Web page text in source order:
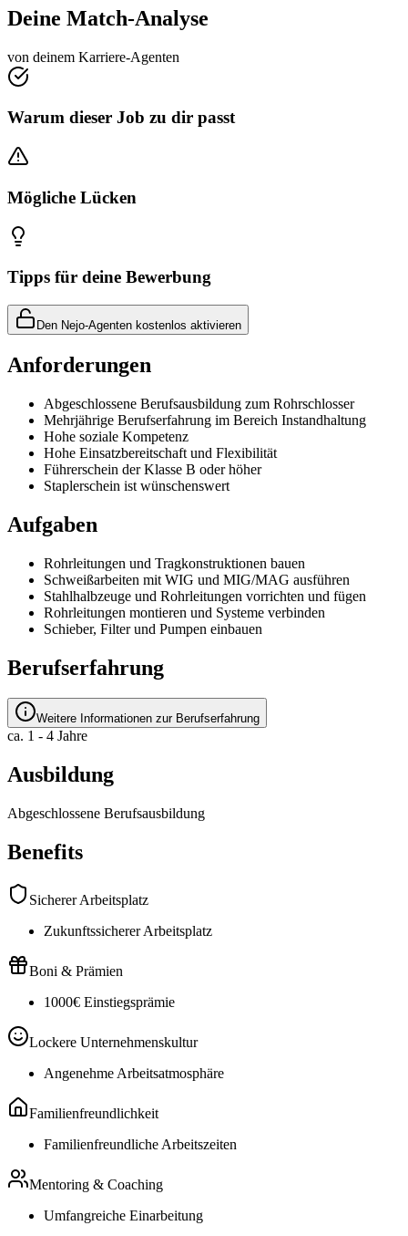
Deine Match-Analyse
von deinem Karriere-Agenten
Warum dieser Job zu dir passt
Mögliche Lücken
Tipps für deine Bewerbung
Den Nejo-Agenten kostenlos aktivieren
Anforderungen
Abgeschlossene Berufsausbildung zum Rohrschlosser
Mehrjährige Berufserfahrung im Bereich Instandhaltung
Hohe soziale Kompetenz
Hohe Einsatzbereitschaft und Flexibilität
Führerschein der Klasse B oder höher
Staplerschein ist wünschenswert
Aufgaben
Rohrleitungen und Tragkonstruktionen bauen
Schweißarbeiten mit WIG und MIG/MAG ausführen
Stahlhalbzeuge und Rohrleitungen vorrichten und fügen
Rohrleitungen montieren und Systeme verbinden
Schieber, Filter und Pumpen einbauen
Berufserfahrung
Weitere Informationen zur Berufserfahrung
ca. 1 - 4 Jahre
Ausbildung
Abgeschlossene Berufsausbildung
Benefits
Sicherer Arbeitsplatz
Zukunftssicherer Arbeitsplatz
Boni & Prämien
1000€ Einstiegsprämie
Lockere Unternehmenskultur
Angenehme Arbeitsatmosphäre
Familienfreundlichkeit
Familienfreundliche Arbeitszeiten
Mentoring & Coaching
Umfangreiche Einarbeitung